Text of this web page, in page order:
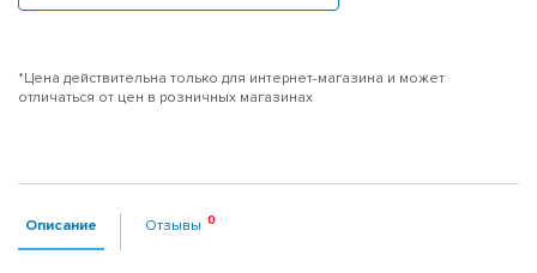
*Цена действительна только для интернет-магазина и может
отличаться от цен в розничных магазинах
Описание Отзывы